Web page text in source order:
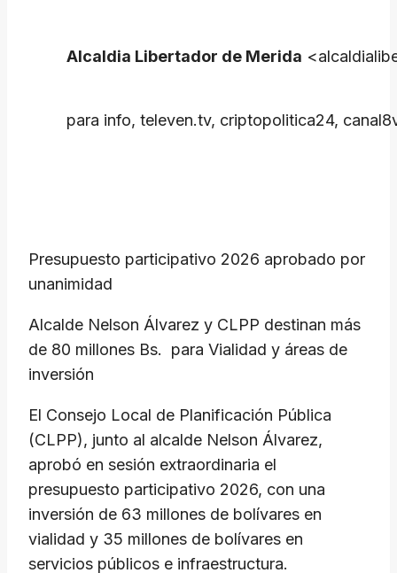
Alcaldia Libertador de Merida
para info, televen.tv, criptopolitica24,
Presupuesto participativo 2026 aprobado por
unanimidad
Alcalde Nelson Álvarez y CLPP destinan más
de 80 millones Bs. para Vialidad y áreas de
inversión
El Consejo Local de Planificación Pública
(CLPP), junto al alcalde Nelson Álvarez,
aprobó en sesión extraordinaria el
presupuesto participativo 2026, con una
inversión de 63 millones de bolívares en
vialidad y 35 millones de bolívares en
servicios públicos e infraestructura.